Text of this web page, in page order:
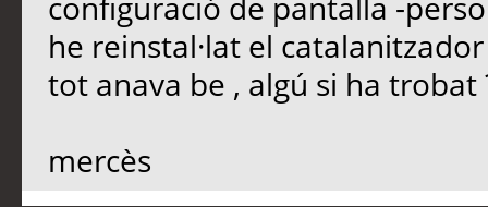
configuració de pantalla -
he reinstal·lat el
tot anava be , algú si ha
mercès